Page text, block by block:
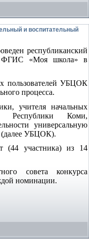
и воспитательный
республиканский
ФГИС «Моя школа» в
пользователей УБЦОК
процесса.
учителя начальных
Республики Коми,
универсальную
(далее УБЦОК).
(44 участника) из 14
совета конкурса
номинации.